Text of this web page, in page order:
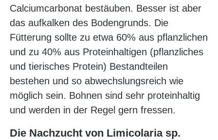
Calciumcarbonat bestäuben. Besser ist aber
das aufkalken des Bodengrunds. Die
Fütterung sollte zu etwa 60% aus pflanzlichen
und zu 40% aus Proteinhaltigen (pflanzliches
und tierisches Protein) Bestandteilen
bestehen und so abwechslungsreich wie
möglich sein. Bohnen sind sehr proteinhaltig
und werden in der Regel gern fressen.
Die Nachzucht von Limicolaria sp.